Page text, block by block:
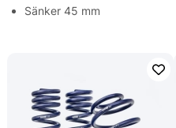
Sänker 45 mm